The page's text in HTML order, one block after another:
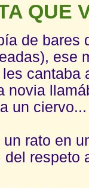
QUE
de bares
ese
cantaba
novia
un ciervo...
rato en
respeto